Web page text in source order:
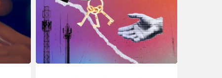
l’ACLC
et
du
Citizen
Lab